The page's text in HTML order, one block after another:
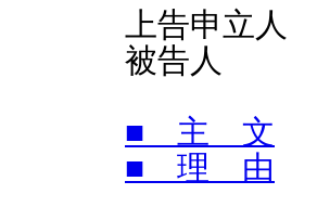
上告申立人
被告人
■ 主 文
■ 理 由